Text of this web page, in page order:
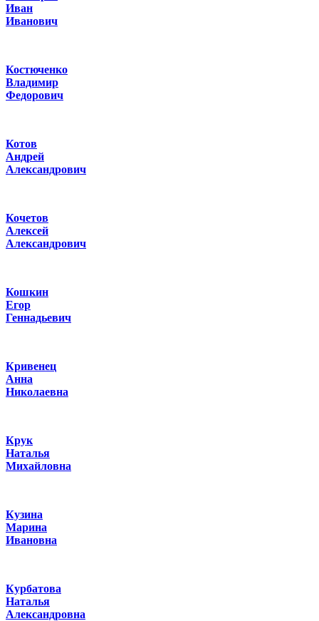
Иван
Иванович
Костюченко
Владимир
Федорович
Котов
Андрей
Александрович
Кочетов
Алексей
Александрович
Кошкин
Егор
Геннадьевич
Кривенец
Анна
Николаевна
Крук
Наталья
Михайловна
Кузина
Марина
Ивановна
Курбатова
Наталья
Александровна